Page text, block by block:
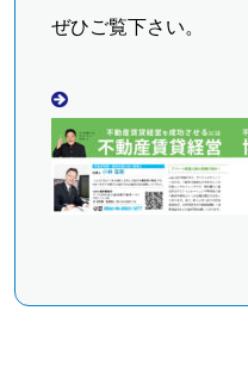
ぜひご覧下さい。